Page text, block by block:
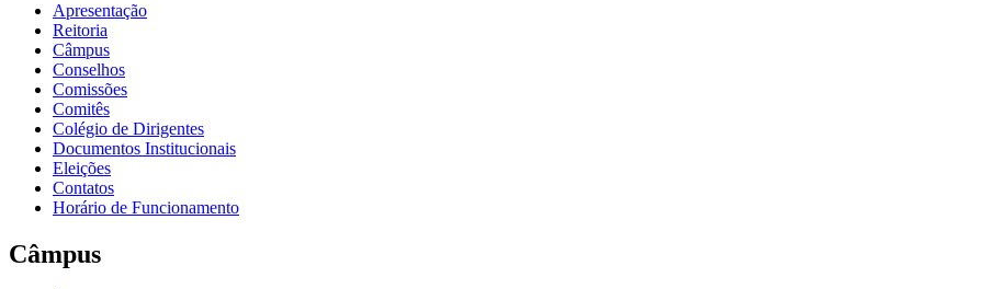
Apresentação
Reitoria
Câmpus
Conselhos
Comissões
Comitês
Colégio de Dirigentes
Documentos Institucionais
Eleições
Contatos
Horário de Funcionamento
Câmpus